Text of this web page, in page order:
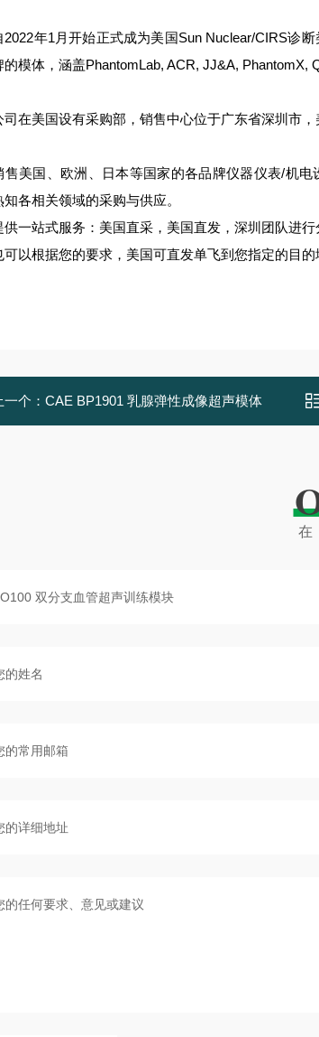
2022年1月开始正式成为美国Sun Nuclear/CIRS诊
的模体，涵盖PhantomLab, ACR, JJ&A, PhantomX,
司在美国设有采购部，销售中心位于广东省深圳市
售美国、欧洲、日本等国家的各品牌仪器仪表/机
各相关领域的采购与供应。
供一站式服务：美国直采，美国直发，深圳团队进行
可以根据您的要求，美国可直发单飞到您指定的目的
一个： CAE BP1901 乳腺弹性成像超声模体